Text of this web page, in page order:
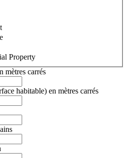
Property
mètres carrés
habitable) en mètres carrés